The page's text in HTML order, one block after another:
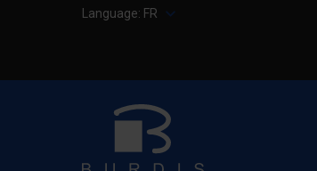
Language: FR